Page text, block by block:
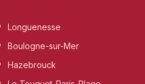
Longuenesse
Boulogne-sur-Mer
Hazebrouck